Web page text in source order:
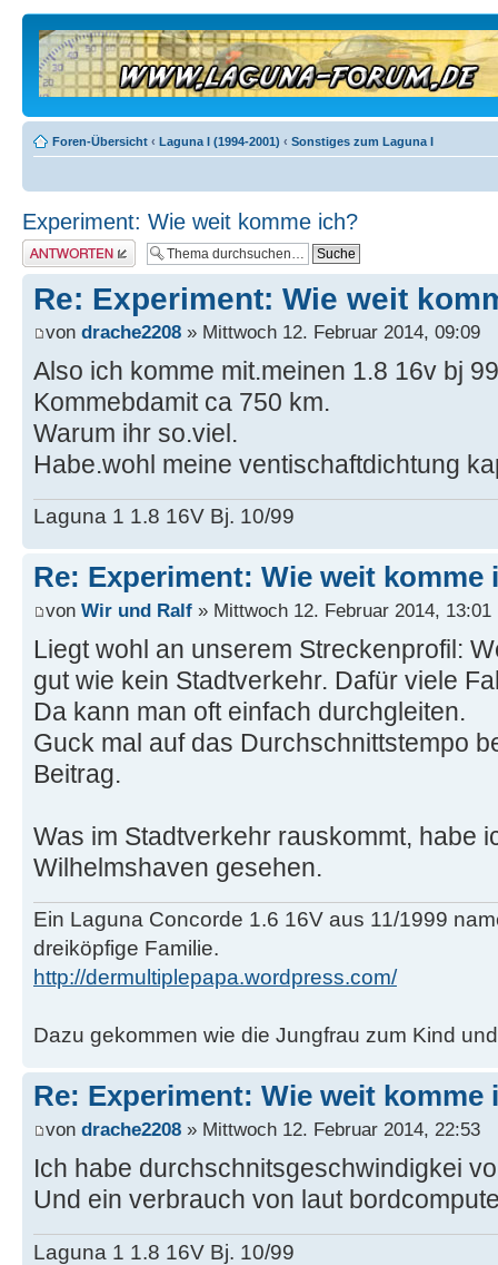
Foren-Übersicht ‹ Laguna I (1994-2001) ‹ Sonstiges zum Laguna I
Experiment: Wie weit komme ich?
Antwort erstellen
Re: Experiment: Wie weit
von drache2208 » Mittwoch 12. Februar 2014, 09:09
Also ich komme mit.meinen 1.8 16v bj 99
Kommebdamit ca 750 km.
Warum ihr so.viel.
Habe.wohl meine ventischaftdichtung
Laguna 1 1.8 16V Bj. 10/99
Re: Experiment: Wie weit komme
von Wir und Ralf » Mittwoch 12. Februar 2014, 13:01
Liegt wohl an unserem Streckenprofil:
gut wie kein Stadtverkehr. Dafür viele
Da kann man oft einfach durchgleiten.
Guck mal auf das Durchschnittstempo
Beitrag.
Was im Stadtverkehr rauskommt, habe
Wilhelmshaven gesehen.
Ein Laguna Concorde 1.6 16V aus 11/1999
dreiköpfige Familie.
http://dermultiplepapa.wordpress.com/
Dazu gekommen wie die Jungfrau zum Kind
Re: Experiment: Wie weit komme
von drache2208 » Mittwoch 12. Februar 2014, 22:53
Ich habe durchschnitsgeschwindigkei
Und ein verbrauch von laut
Laguna 1 1.8 16V Bj. 10/99